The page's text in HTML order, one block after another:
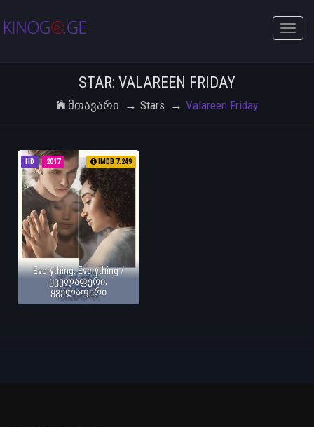
Toggle
STAR: VALAREEN FRIDAY
Მთავარი Stars Valareen Friday
HD 2017 IMDB 7.249
Everything, Everything /
ყველაფერი,
ყველაფერი